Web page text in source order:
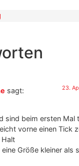
sagt: 23.
sind beim ersten Mal
vorne einen Tick
Halt
Größe kleiner als